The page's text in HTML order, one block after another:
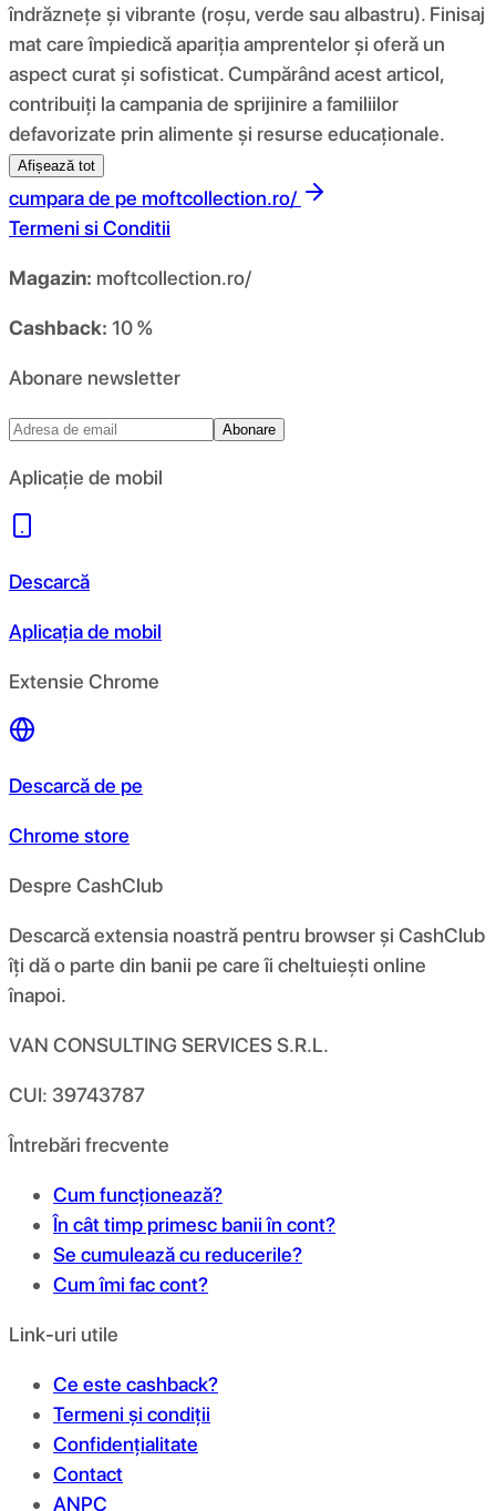
îndrăznețe și vibrante (roșu, verde sau albastru). Finisaj
mat care împiedică apariția amprentelor și oferă un
aspect curat și sofisticat. Cumpărând acest articol,
contribuiți la campania de sprijinire a familiilor
defavorizate prin alimente și resurse educaționale.
Afișează tot
cumpara de pe moftcollection.ro/
Termeni si Conditii
Magazin: moftcollection.ro/
Cashback: 10 %
Abonare newsletter
Abonare
Aplicație de mobil
Descarcă
Aplicația de mobil
Extensie Chrome
Descarcă de pe
Chrome store
Despre CashClub
Descarcă extensia noastră pentru browser și CashClub
îți dă o parte din banii pe care îi cheltuiești online
înapoi.
VAN CONSULTING SERVICES S.R.L.
CUI: 39743787
Întrebări frecvente
Cum funcționează?
În cât timp primesc banii în cont?
Se cumulează cu reducerile?
Cum îmi fac cont?
Link-uri utile
Ce este cashback?
Termeni și condiții
Confidențialitate
Contact
ANPC